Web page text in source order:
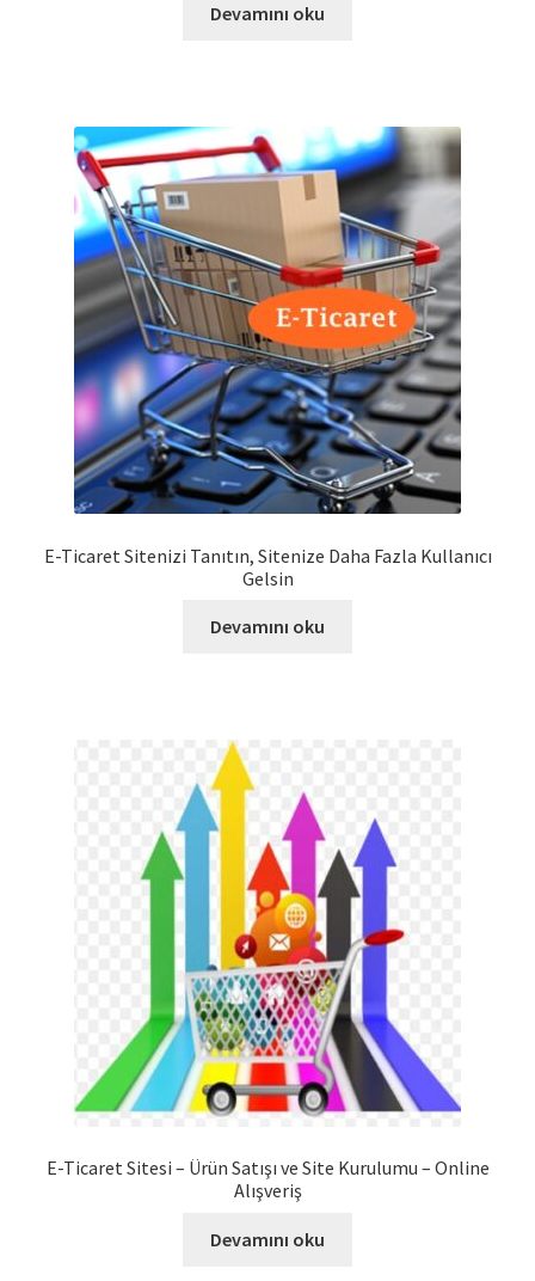
Devamını oku
E-Ticaret Sitenizi Tanıtın, Sitenize Daha Fazla Kullanıcı
Gelsin
Devamını oku
E-Ticaret Sitesi – Ürün Satışı ve Site Kurulumu – Online
Alışveriş
Devamını oku